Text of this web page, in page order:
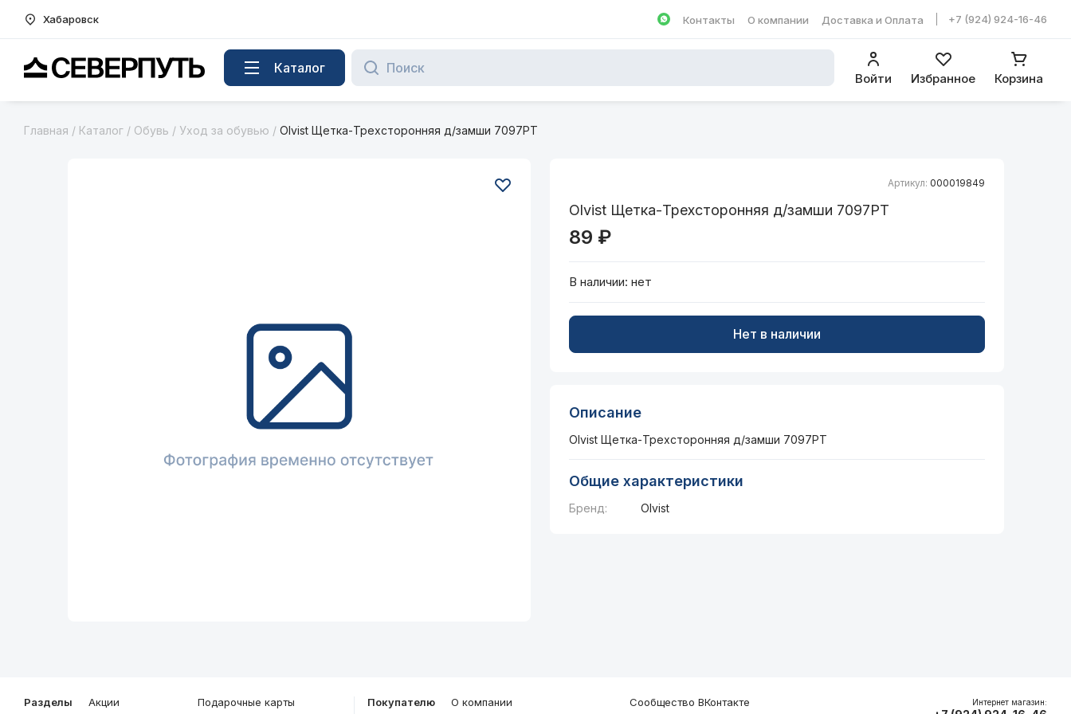
Хабаровск
Написать в WhatsApp
Контакты О компании Доставка и Оплата +7 (924) 924-16-46
Вернуться на главную страницу Каталог
Войти Избранное Корзина
Главная / Каталог / Обувь / Уход за обувью / Olvist Щетка-Трехсторонняя д/замши 7097РТ
Артикул: 000019849
Olvist Щетка-Трехсторонняя д/замши 7097РТ
89 ₽
В наличии: нет
Нет в наличии
Описание
Olvist Щетка-Трехсторонняя д/замши 7097РТ
Общие характеристики
Бренд: Olvist
Разделы Акции Подарочные карты Покупателю О компании Сообщество ВКонтакте Интернет магазин: